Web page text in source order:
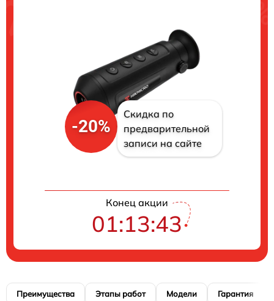
-20%
Скидка по
предварительной
записи на сайте
Конец акции
01:13:42
Преимущества Этапы работ Модели Гарантия